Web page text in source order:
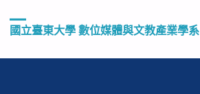
國立臺東大學 數位媒體與文教產業學系